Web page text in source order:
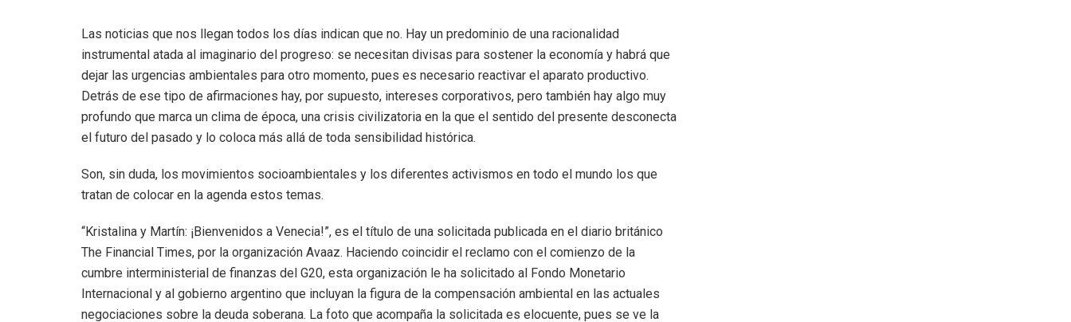
Las noticias que nos llegan todos los días indican que no. Hay un predominio de una racionalidad
instrumental atada al imaginario del progreso: se necesitan divisas para sostener la economía y habrá que
dejar las urgencias ambientales para otro momento, pues es necesario reactivar el aparato productivo.
Detrás de ese tipo de afirmaciones hay, por supuesto, intereses corporativos, pero también hay algo muy
profundo que marca un clima de época, una crisis civilizatoria en la que el sentido del presente desconecta
el futuro del pasado y lo coloca más allá de toda sensibilidad histórica.
Son, sin duda, los movimientos socioambientales y los diferentes activismos en todo el mundo los que
tratan de colocar en la agenda estos temas.
“Kristalina y Martín: ¡Bienvenidos a Venecia!”, es el título de una solicitada publicada en el diario británico
The Financial Times, por la organización Avaaz. Haciendo coincidir el reclamo con el comienzo de la
cumbre interministerial de finanzas del G20, esta organización le ha solicitado al Fondo Monetario
Internacional y al gobierno argentino que incluyan la figura de la compensación ambiental en las actuales
negociaciones sobre la deuda soberana. La foto que acompaña la solicitada es elocuente, pues se ve la